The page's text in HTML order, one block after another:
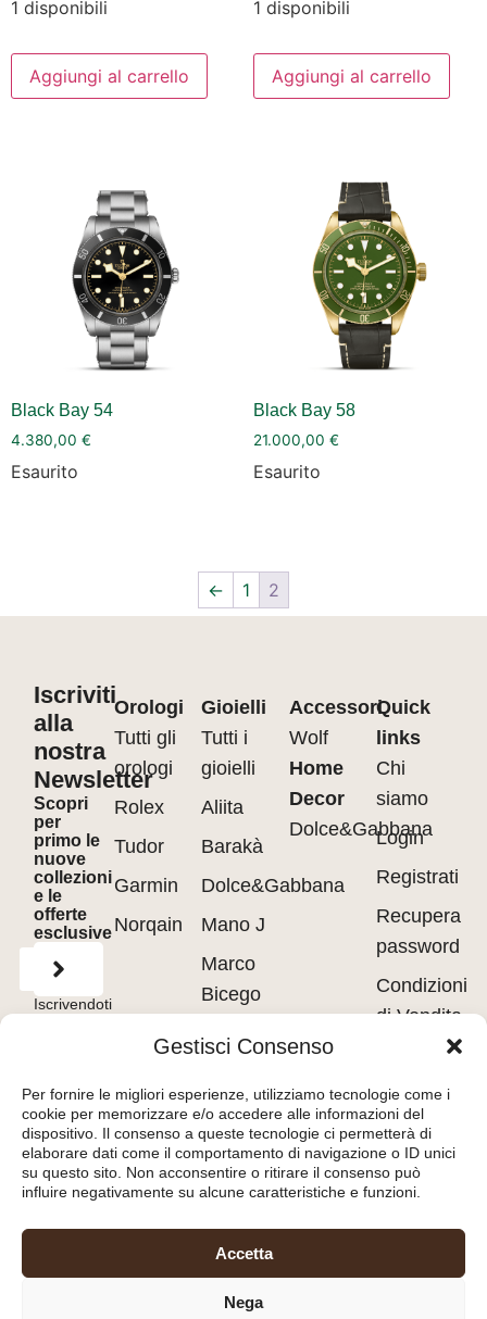
Gestisci Consenso
Per fornire le migliori esperienze, utilizziamo tecnologie come i
cookie per memorizzare e/o accedere alle informazioni del
dispositivo. Il consenso a queste tecnologie ci permetterà di
elaborare dati come il comportamento di navigazione o ID unici
su questo sito. Non acconsentire o ritirare il consenso può
influire negativamente su alcune caratteristiche e funzioni.
Accetta
Nega
1 disponibili
Aggiungi al carrello
1 disponibili
Aggiungi al carrello
Black Bay 54
4.380,00 €
Esaurito
Black Bay 58
21.000,00 €
Esaurito
← 1 2
Iscriviti
alla
nostra
Newsletter
Scopri
per
primo le
nuove
collezioni
e le
offerte
esclusive
Iscrivendoti
accetti
Orologi
Tutti gli
orologi
Rolex
Tudor
Garmin
Norqain
Gioielli
Tutti i
gioielli
Aliita
Barakà
Dolce&Gabbana
Mano J
Marco
Bicego
Messika
Bruni
Tavanti
Accessori
Wolf
Home
Decor
Dolce&Gabbana
Quick
links
Chi
siamo
Login
Registrati
Recupera
password
Condizioni
di Vendita
policy
Cookie
policy
– Piazza Libertà, 8